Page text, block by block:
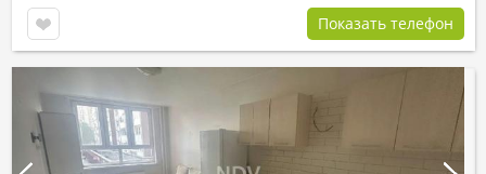
Показать телефон